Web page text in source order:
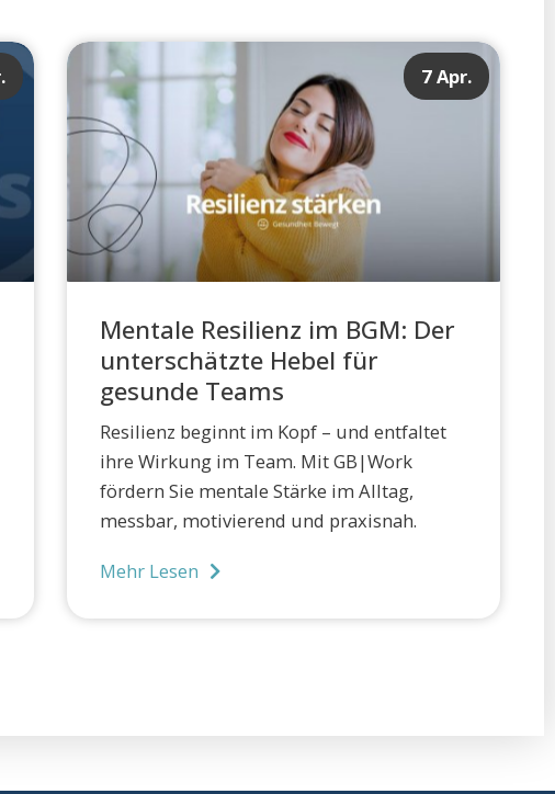
7 Apr.
Mentale Resilienz im BGM: Der
unterschätzte Hebel für
gesunde Teams
Resilienz beginnt im Kopf – und entfaltet
ihre Wirkung im Team. Mit GB|Work
fördern Sie mentale Stärke im Alltag,
messbar, motivierend und praxisnah.
Mehr Lesen